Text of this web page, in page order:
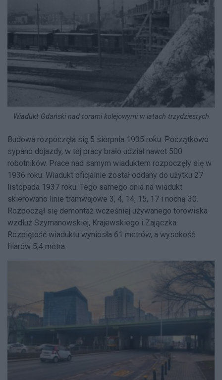
Wiadukt Gdański nad torami kolejowymi w latach trzydziestych
Budowa rozpoczęła się 5 sierpnia 1935 roku. Początkowo
sypano dojazdy, w tej pracy brało udział nawet 500
robotników. Prace nad samym wiaduktem rozpoczęły się w
1936 roku. Wiadukt oficjalnie został oddany do użytku 27
listopada 1937 roku. Tego samego dnia na wiadukt
skierowano linie tramwajowe 3, 4, 14, 15, 17 i nocną 30.
Rozpoczął się demontaż wcześniej używanego torowiska
wzdłuż Szymanowskiej, Krajewskiego i Zajączka.
Rozpiętość wiaduktu wyniosła 61 metrów, a wysokość
filarów 5,4 metra.